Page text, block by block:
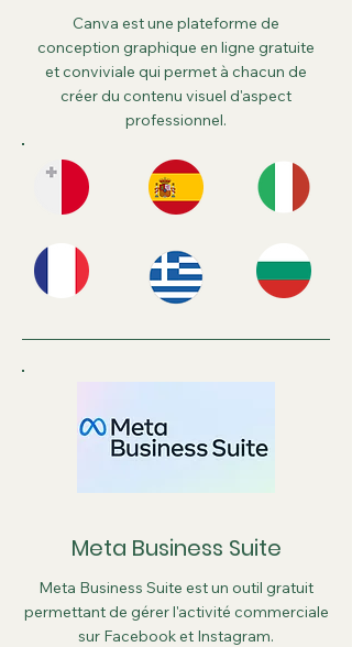
Canva est une plateforme de
conception graphique en ligne gratuite
et conviviale qui permet à chacun de
créer du contenu visuel d'aspect
professionnel.
Meta Business Suite
Meta Business Suite est un outil gratuit
permettant de gérer l'activité commerciale
sur Facebook et Instagram.